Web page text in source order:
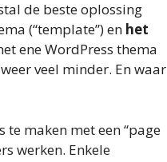
de beste oplossing
(“template”) en het
ene WordPress thema
veel minder. En waar
te maken met een “page
werken. Enkele